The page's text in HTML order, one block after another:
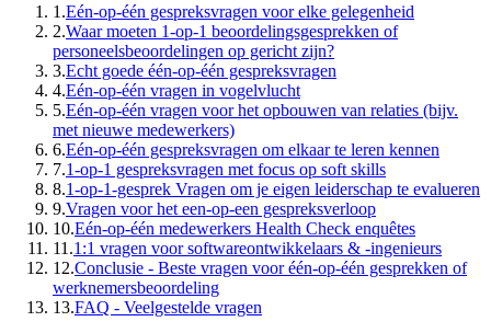
1.Eén-op-één gespreksvragen voor elke gelegenheid
2.Waar moeten 1-op-1 beoordelingsgesprekken of
personeelsbeoordelingen op gericht zijn?
3.Echt goede één-op-één gespreksvragen
4.Eén-op-één vragen in vogelvlucht
5.Eén-op-één vragen voor het opbouwen van relaties (bijv.
met nieuwe medewerkers)
6.Eén-op-één gespreksvragen om elkaar te leren kennen
7.1-op-1 gespreksvragen met focus op soft skills
8.1-op-1-gesprek Vragen om je eigen leiderschap te evalueren
9.Vragen voor het een-op-een gespreksverloop
10.Eén-op-één medewerkers Health Check enquêtes
11.1:1 vragen voor softwareontwikkelaars & -ingenieurs
12.Conclusie - Beste vragen voor één-op-één gesprekken of
werknemersbeoordeling
13.FAQ - Veelgestelde vragen